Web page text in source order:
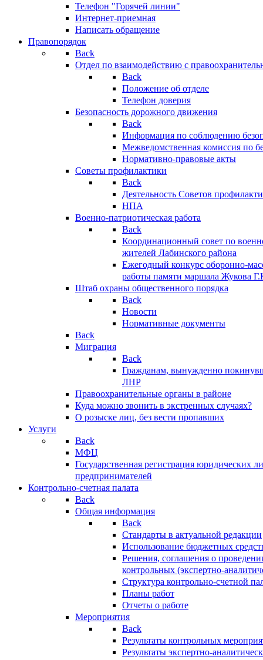
Телефон "Горячей линии"
Интернет-приемная
Написать обращение
Правопорядок
Back
Отдел по взаимодействию с
Back
Положение об отделе
Телефон доверия
Безопасность дорожного движения
Back
Информация по соблюдению
Межведомственная комиссия по
Нормативно-правовые акты
Советы профилактики
Back
Деятельность Советов
НПА
Военно-патриотическая работа
Back
Координационный совет по
жителей Лабинского района
Ежегодный конкурс оборонно-
работы памяти маршала Жукова
Штаб охраны общественного порядка
Back
Новости
Нормативные документы
Back
Миграция
Back
Гражданам, вынужденно
ЛНР
Правоохранительные органы в районе
Куда можно звонить в экстренных случаях?
О розыске лиц, без вести пропавших
Услуги
Back
МФЦ
Государственная регистрация юридических
предпринимателей
Контрольно-счетная палата
Back
Общая информация
Back
Стандарты в актуальной редакции
Использование бюджетных
Решения, соглашения о
контрольных (экспертно-
Структура контрольно-счетной
Планы работ
Отчеты о работе
Мероприятия
Back
Результаты контрольных
Результаты экспертно-